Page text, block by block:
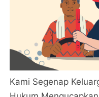
Kami Segenap